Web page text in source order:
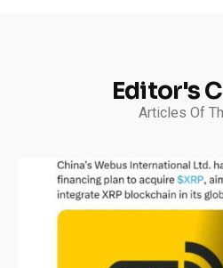
Editor's
Articles Of